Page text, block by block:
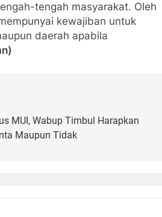
tengah masyarakat. Oleh
kewajiban untuk
daerah apabila
MUI, Wabup Timbul Harapkan
Maupun Tidak